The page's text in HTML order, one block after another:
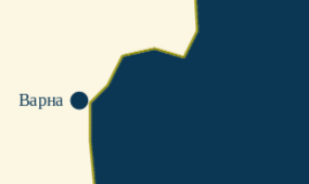
Варна